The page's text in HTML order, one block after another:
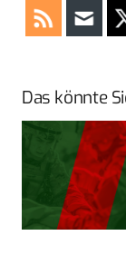
Das könnte